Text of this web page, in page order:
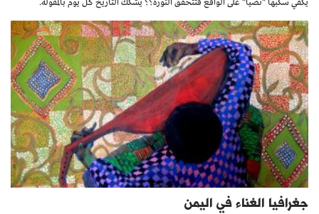
يكفي سكبها "نصياّ" على الواقع فتتحقق الثورة؟؟ يشكّك التاريخ كلّ يوم بالمقولة.
جغرافيا الغناء في اليمن